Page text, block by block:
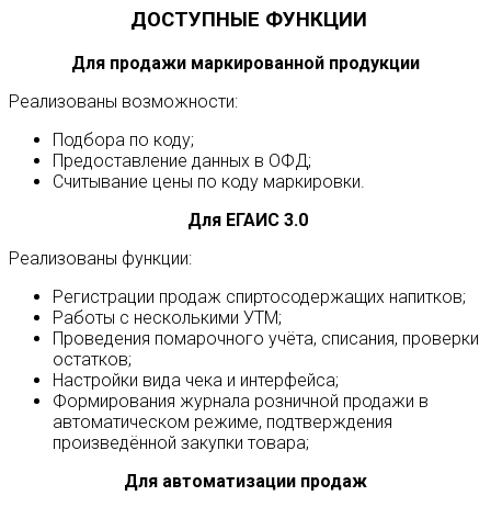
ДОСТУПНЫЕ ФУНКЦИИ
Для продажи маркированной продукции
Реализованы возможности:
Подбора по коду;
Предоставление данных в ОФД;
Считывание цены по коду маркировки.
Для ЕГАИС 3.0
Реализованы функции:
Регистрации продаж спиртосодержащих напитков;
Работы с несколькими УТМ;
Проведения помарочного учёта, списания, проверки
остатков;
Настройки вида чека и интерфейса;
Формирования журнала розничной продажи в
автоматическом режиме, подтверждения
произведённой закупки товара;
Для автоматизации продаж